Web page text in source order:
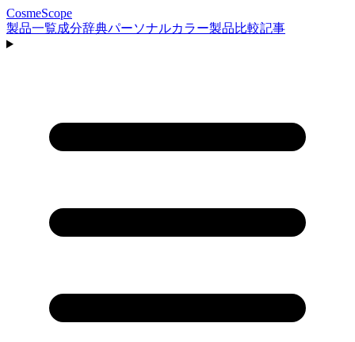
CosmeScope
製品一覧成分辞典パーソナルカラー製品比較記事